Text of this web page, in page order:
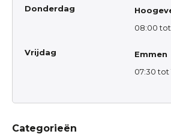
Donderdag
08:00 tot
Vrijdag
Emmen
07:30 tot
Categorieën